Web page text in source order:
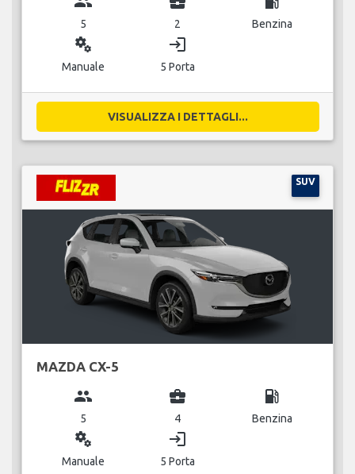
5 2 Benzina
miscellaneous_services
Manuale
login
5 Porta
VISUALIZZA I DETTAGLI...
SUV
MAZDA CX-5
group
5
business_center
4
local_gas_station
Benzina
miscellaneous_services
Manuale
login
5 Porta